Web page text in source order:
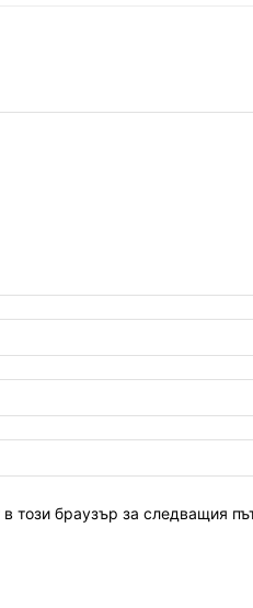
този браузър за следващия